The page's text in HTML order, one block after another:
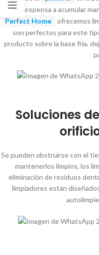
es propensa a acumular
Perfect Home
ofrecemos
son perfectos para este
producto sobre la base fría,
Soluciones
Se pueden obstruirse con el
mantenerlos limpios, los
eliminación de residuos
limpiadores están